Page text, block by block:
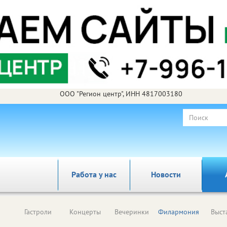
ООО "Регион центр", ИНН 4817003180
Работа у нас Новости
Гастроли Концерты Вечеринки Филармония